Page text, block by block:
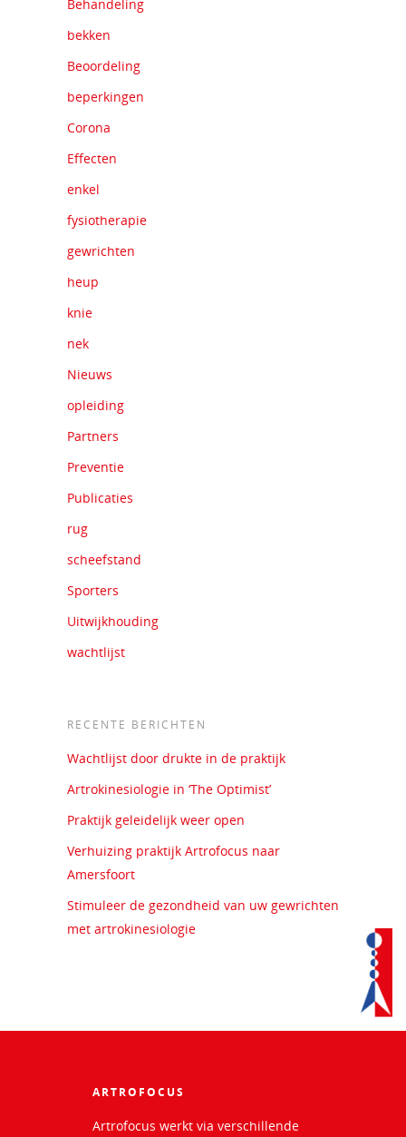
Behandeling
bekken
Beoordeling
beperkingen
Corona
Effecten
enkel
fysiotherapie
gewrichten
heup
knie
nek
Nieuws
opleiding
Partners
Preventie
Publicaties
rug
scheefstand
Sporters
Uitwijkhouding
wachtlijst
RECENTE BERICHTEN
Wachtlijst door drukte in de praktijk
Artrokinesiologie in ‘The Optimist’
Praktijk geleidelijk weer open
Verhuizing praktijk Artrofocus naar
Amersfoort
Stimuleer de gezondheid van uw gewrichten
met artrokinesiologie
ARTROFOCUS
Artrofocus werkt via verschillende